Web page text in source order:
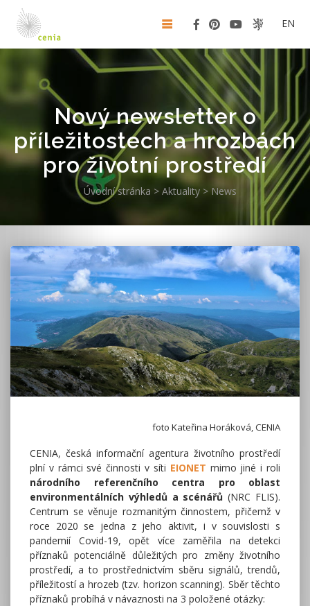
EN
Nový newsletter o
příležitostech a hrozbách
pro životní prostředí
Úvodní stránka > Aktuality >News
foto Kateřina Horáková, CENIA
CENIA, česká informační agentura životního prostředí
plní v rámci své činnosti v síti EIONET mimo jiné i roli
národního referenčního centra pro oblast
environmentálních výhledů a scénářů (NRC FLIS).
Centrum se věnuje rozmanitým činnostem, přičemž v
roce 2020 se jedna z jeho aktivit, i v souvislosti s
pandemií Covid-19, opět více zaměřila na detekci
příznaků potenciálně důležitých pro změny životního
prostředí, a to prostřednictvím sběru signálů, trendů,
příležitostí a hrozeb (tzv. horizon scanning). Sběr těchto
příznaků probíhá v návaznosti na 3 položené otázky: